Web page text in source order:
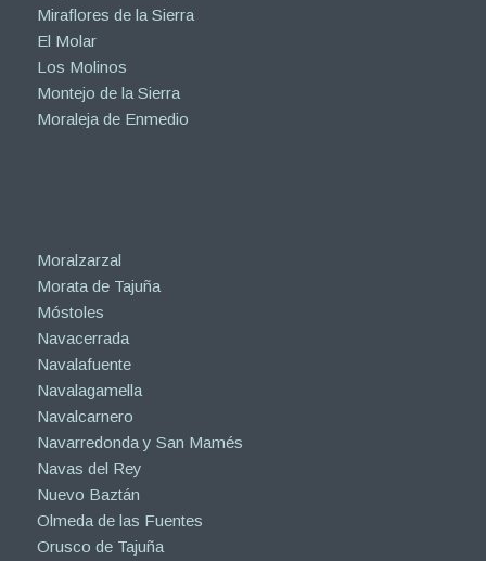
Miraflores de la Sierra
El Molar
Los Molinos
Montejo de la Sierra
Moraleja de Enmedio
Moralzarzal
Morata de Tajuña
Móstoles
Navacerrada
Navalafuente
Navalagamella
Navalcarnero
Navarredonda y San Mamés
Navas del Rey
Nuevo Baztán
Olmeda de las Fuentes
Orusco de Tajuña